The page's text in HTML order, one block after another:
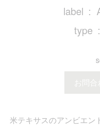
label
type
お問
米テキサスのアンビエン